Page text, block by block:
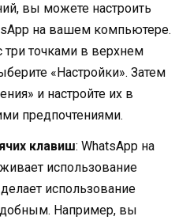
вы можете настроить
на вашем компьютере.
три точками в верхнем
«Настройки». Затем
и настройте их в
предпочтениями.
клавиш: WhatsApp на
использование
использование
Например, вы